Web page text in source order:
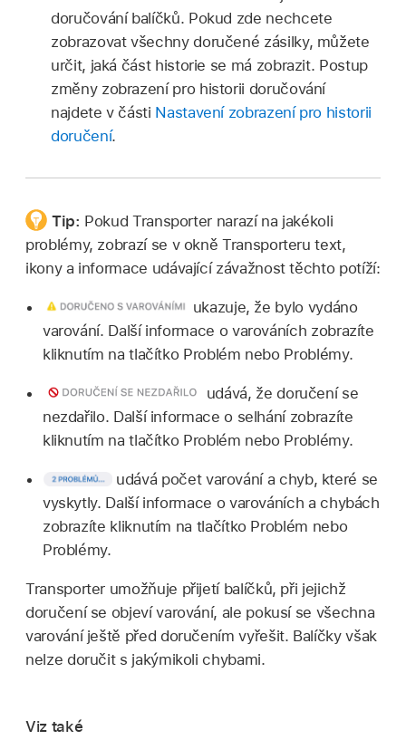
doručování balíčků. Pokud zde nechcete
zobrazovat všechny doručené zásilky, můžete
určit, jaká část historie se má zobrazit. Postup
změny zobrazení pro historii doručování
najdete v části Nastavení zobrazení pro historii
doručení.
Tip: Pokud Transporter narazí na jakékoli
problémy, zobrazí se v okně Transporteru text,
ikony a informace udávající závažnost těchto potíží:
ukazuje, že bylo vydáno
varování. Další informace o varováních zobrazíte
kliknutím na tlačítko Problém nebo Problémy.
udává, že doručení se
nezdařilo. Další informace o selhání zobrazíte
kliknutím na tlačítko Problém nebo Problémy.
udává počet varování a chyb, které se
vyskytly. Další informace o varováních a chybách
zobrazíte kliknutím na tlačítko Problém nebo
Problémy.
Transporter umožňuje přijetí balíčků, při jejichž
doručení se objeví varování, ale pokusí se všechna
varování ještě před doručením vyřešit. Balíčky však
nelze doručit s jakýmikoli chybami.
Viz také